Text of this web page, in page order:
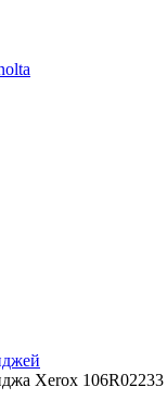
Xerox 106R02233